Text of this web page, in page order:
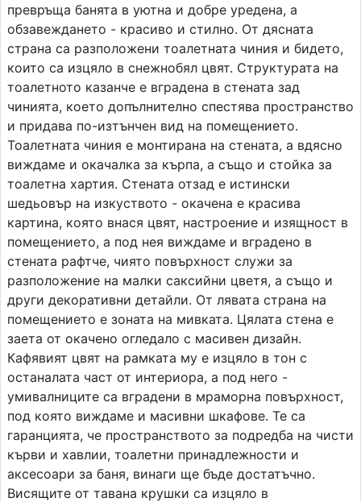
превръща банята в уютна и добре уредена, а
обзавеждането - красиво и стилно. От дясната
страна са разположени тоалетната чиния и бидето,
които са изцяло в снежнобял цвят. Структурата на
тоалетното казанче е вградена в стената зад
чинията, което допълнително спестява пространство
и придава по-изтънчен вид на помещението.
Тоалетната чиния е монтирана на стената, а вдясно
виждаме и окачалка за кърпа, а също и стойка за
тоалетна хартия. Стената отзад е истински
шедьовър на изкуството - окачена е красива
картина, която внася цвят, настроение и изящност в
помещението, а под нея виждаме и вградено в
стената рафтче, чиято повърхност служи за
разположение на малки саксийни цветя, а също и
други декоративни детайли. От лявата страна на
помещението е зоната на мивката. Цялата стена е
заета от окачено огледало с масивен дизайн.
Кафявият цвят на рамката му е изцяло в тон с
останалата част от интериора, а под него -
умивалниците са вградени в мраморна повърхност,
под която виждаме и масивни шкафове. Те са
гаранцията, че пространството за подредба на чисти
кърви и хавлии, тоалетни принадлежности и
аксесоари за баня, винаги ще бъде достатъчно.
Висящите от тавана крушки са изцяло в